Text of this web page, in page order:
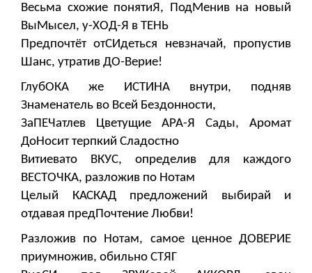
Весьма схожие понятиЯ, ПодМенив на новый
ВыМысел, у-ХОД-Я в ТЕНЬ
Предпочтёт отСИдеться невзначай, пропустив
Шанс, утратив ДО-Верие!
ГлубОКА же ИСТИНА внутри, подняв
Знаменатель во Всей Бездонности,
ЗаПЕЧатлев Цветущие АРА-Я Сады, Аромат
ДоНосит терпкий Сладостно
Витиевато ВКУС, определив для каждого
ВЕСТОЧКА, разложив по Нотам
Целый КАСКАД предложений выбирай и
отдавая предПочтение Любви!
Разложив по Нотам, самое ценное ДОВЕРИЕ
приумножив, обильно СТЯГ